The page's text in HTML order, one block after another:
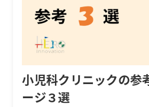
小児科クリニックの参
ージ３選